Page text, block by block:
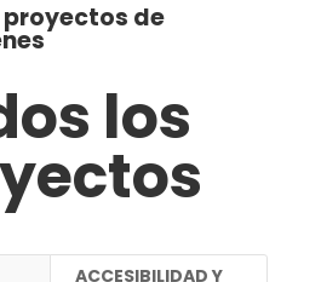
de
los
ACCESIBILIDAD Y